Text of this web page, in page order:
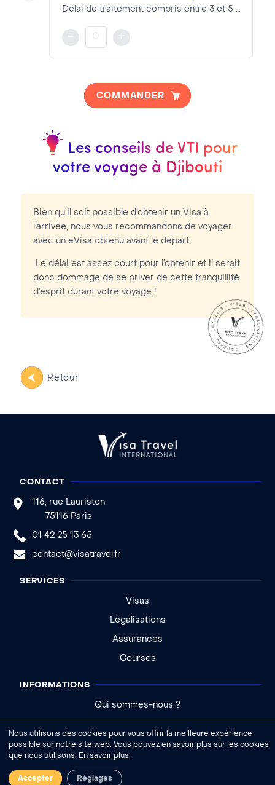
Frais Prestation VTI :73.04€
Délai de traitement compris entre 3 et 5 jours
Les Frais Visa se décomposent en :
Frais Prestation VTI : 73.04€
- +
COMMANDER
Les conseils de VTI pour
votre voyage à Djibouti
Bien qu’il soit possible d’obtenir un Visa à
l’arrivée, nous vous recommandons de voyager
avec un eVisa obtenu avant le départ.
Le délai est assez court pour l’obtenir et il serait
donc dommage de se priver de cette tranquillité
d’esprit durant votre voyage !
Retour
CONTACT
116, rue Lauriston
75116 Paris
01 42 25 13 65
contact@visatravel.fr
SERVICES
Visas
Légalisations
Assurances
Courses
INFORMATIONS
Qui sommes-nous ?
Aide - FAQ
Nous utilisons des cookies pour vous offrir la meilleure expérience
possible sur notre site web. Vous pouvez en savoir plus sur les cookies
que nous utilisons. En savoir plus.
Accepter Réglages